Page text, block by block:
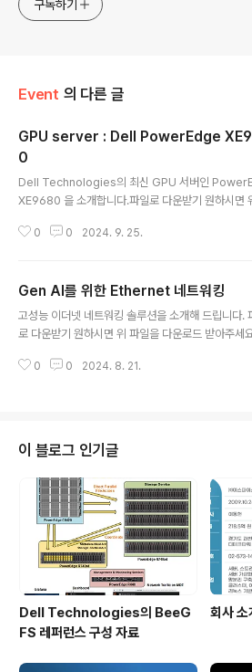
구독하기
Event 의 다른 글
GPU server : Dell PowerEdge
0
Dell Technologies의 최신 GPU 서버인
XE9680 을 소개합니다.파일로 다운받기 원하시면
0 0 2024. 9. 25.
Gen AI를 위한 Ethernet 네트워킹
고성능 이더넷 네트워킹 솔루션을 소개해 드립니다.
로 다운받기 원하시면 위 파일을 다운로드 받아주세
0 0 2024. 8. 21.
이 블로그 인기글
Dell Technologies의 BeeG
FS 레퍼런스 구성 자료
회사 소